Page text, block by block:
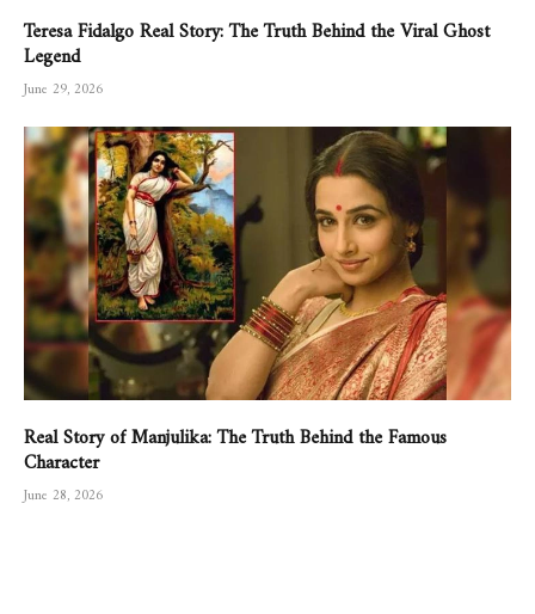
Teresa Fidalgo Real Story: The Truth Behind the Viral Ghost
Legend
June 29, 2026
Real Story of Manjulika: The Truth Behind the Famous
Character
June 28, 2026